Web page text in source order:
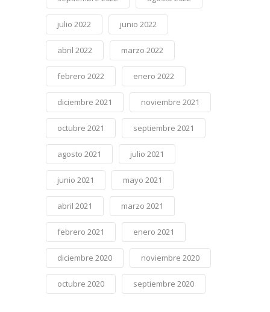
julio 2022 junio 2022
abril 2022 marzo 2022
febrero 2022 enero 2022
diciembre 2021 noviembre 2021
octubre 2021 septiembre 2021
agosto 2021 julio 2021
junio 2021 mayo 2021
abril 2021 marzo 2021
febrero 2021 enero 2021
diciembre 2020 noviembre 2020
octubre 2020 septiembre 2020